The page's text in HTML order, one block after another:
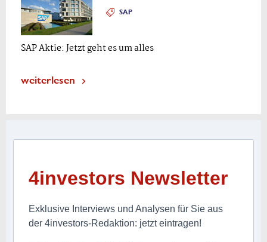
SAP
SAP Aktie: Jetzt geht es um alles
weiterlesen
4investors Newsletter
Exklusive Interviews und Analysen für Sie aus
der 4investors-Redaktion: jetzt eintragen!